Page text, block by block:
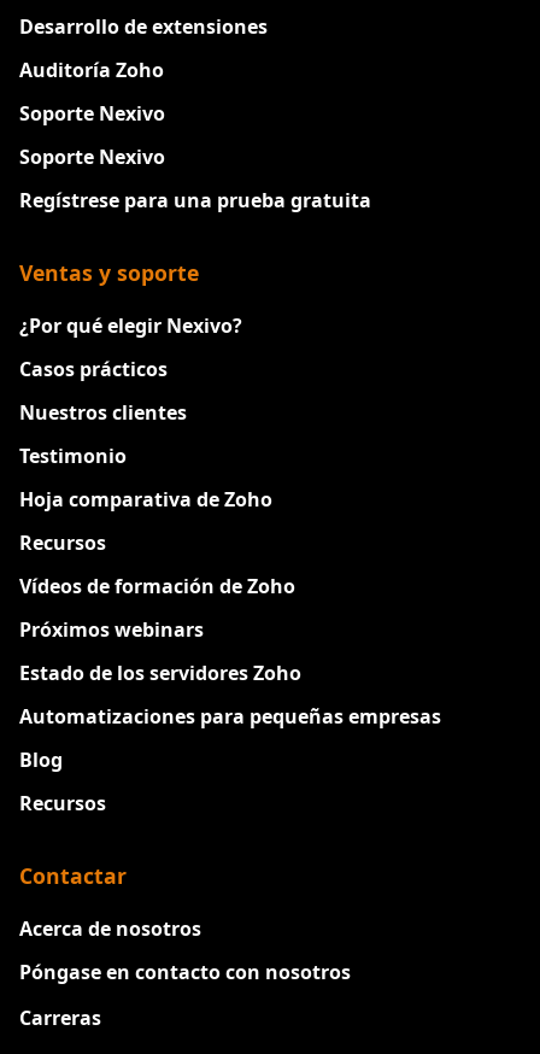
Desarrollo de extensiones
Auditoría Zoho
Soporte Nexivo
Soporte Nexivo
Regístrese para una prueba gratuita
Ventas y soporte
¿Por qué elegir Nexivo?
Casos prácticos
Nuestros clientes
Testimonio
Hoja comparativa de Zoho
Recursos
Vídeos de formación de Zoho
Próximos webinars
Estado de los servidores Zoho
Automatizaciones para pequeñas empresas
Blog
Recursos
Contactar
Acerca de nosotros
Póngase en contacto con nosotros
Carreras